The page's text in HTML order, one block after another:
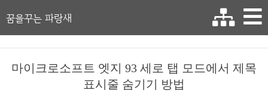
꿈을꾸는 파랑새
마이크로소프트 엣지 93 세로 탭 모드에서 제목
표시줄 숨기기 방법